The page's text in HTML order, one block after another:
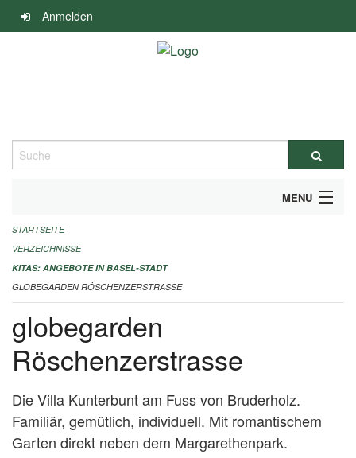
Navigation
überspringen
Anmelden
Suche
MENU
ALLGEMEINE INFORMATIONEN
IMPRESSUM
STARTSEITE
VERZEICHNISSE
KITAS: ANGEBOTE IN BASEL-STADT
GLOBEGARDEN RÖSCHENZERSTRASSE
globegarden
Röschenzerstrasse
Die Villa Kunterbunt am Fuss von Bruderholz.
Familiär, gemütlich, individuell. Mit romantischem
Garten direkt neben dem Margarethenpark.